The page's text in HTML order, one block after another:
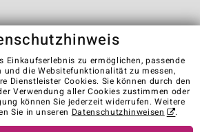
Datenschutz Cookies
Impressum
Vertrag widerrufen
stores in other countries:
Einkaufserlebnis zu ermöglichen, passende
und die Websitefunktionalität zu messen,
Dienstleister Cookies. Sie können durch den
Verwendung aller Cookies zustimmen oder
können Sie jederzeit widerrufen. Weitere
Sie in unseren Datenschutzhinweisen .